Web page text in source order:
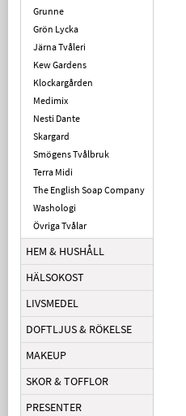
Grunne
Grön Lycka
Järna Tvåleri
Kew Gardens
Klockargården
Medimix
Nesti Dante
Skargard
Smögens Tvålbruk
Terra Midi
The English Soap Company
Washologi
Övriga Tvålar
HEM & HUSHÅLL
HÄLSOKOST
LIVSMEDEL
DOFTLJUS & RÖKELSE
MAKEUP
SKOR & TOFFLOR
PRESENTER